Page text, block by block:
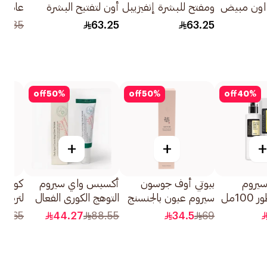
اون مبيض
50مل
ومفتح للبشرة إنفيزيبل
تاتش رول أون 50مل
63.25
أون لتفتيح البشرة
وانتعاش كول بريز البارد
63.25
الشمس
40%
off
+
50%
off
+
بيوتي أوف جوسون
سيروم عيون بالجنسنج
30مل
69
34.5
50%
off
+
أكسيس واي سيروم
التوهج الكوري الفعال
لتصحيح البقع الداكنة
88.55
44.27 جرام